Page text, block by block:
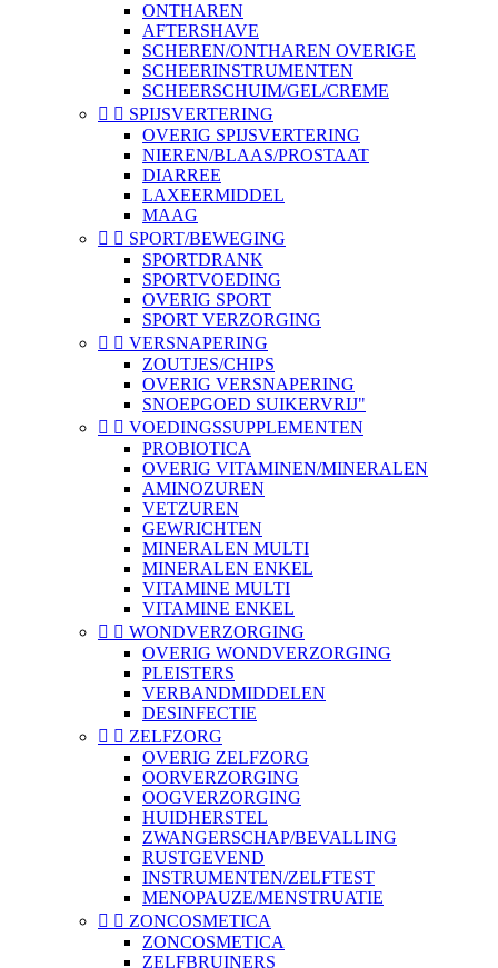
ONTHAREN
AFTERSHAVE
SCHEREN/ONTHAREN OVERIGE
SCHEERINSTRUMENTEN
SCHEERSCHUIM/GEL/CREME
  SPIJSVERTERING
OVERIG SPIJSVERTERING
NIEREN/BLAAS/PROSTAAT
DIARREE
LAXEERMIDDEL
MAAG
  SPORT/BEWEGING
SPORTDRANK
SPORTVOEDING
OVERIG SPORT
SPORT VERZORGING
  VERSNAPERING
ZOUTJES/CHIPS
OVERIG VERSNAPERING
SNOEPGOED SUIKERVRIJ"
  VOEDINGSSUPPLEMENTEN
PROBIOTICA
OVERIG VITAMINEN/MINERALEN
AMINOZUREN
VETZUREN
GEWRICHTEN
MINERALEN MULTI
MINERALEN ENKEL
VITAMINE MULTI
VITAMINE ENKEL
  WONDVERZORGING
OVERIG WONDVERZORGING
PLEISTERS
VERBANDMIDDELEN
DESINFECTIE
  ZELFZORG
OVERIG ZELFZORG
OORVERZORGING
OOGVERZORGING
HUIDHERSTEL
ZWANGERSCHAP/BEVALLING
RUSTGEVEND
INSTRUMENTEN/ZELFTEST
MENOPAUZE/MENSTRUATIE
  ZONCOSMETICA
ZONCOSMETICA
ZELFBRUINERS